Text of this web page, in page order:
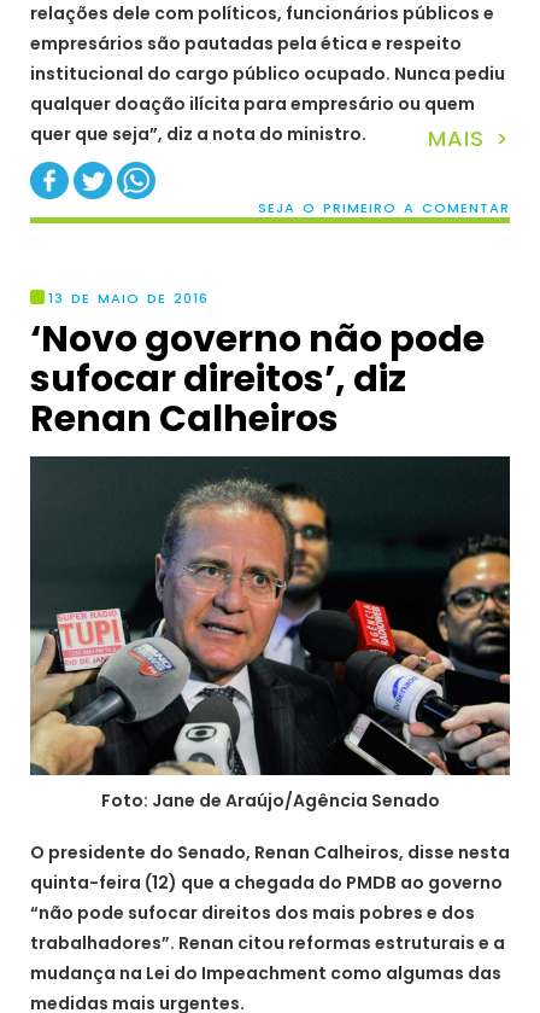
relações dele com políticos, funcionários públicos e
empresários são pautadas pela ética e respeito
institucional do cargo público ocupado. Nunca pediu
qualquer doação ilícita para empresário ou quem
quer que seja”, diz a nota do ministro.
MAIS >
SEJA O PRIMEIRO A COMENTAR
13 DE MAIO DE 2016
‘Novo governo não pode
sufocar direitos’, diz
Renan Calheiros
Foto: Jane de Araújo/Agência Senado
O presidente do Senado, Renan Calheiros, disse nesta
quinta-feira (12) que a chegada do PMDB ao governo
“não pode sufocar direitos dos mais pobres e dos
trabalhadores”. Renan citou reformas estruturais e a
mudança na Lei do Impeachment como algumas das
medidas mais urgentes.